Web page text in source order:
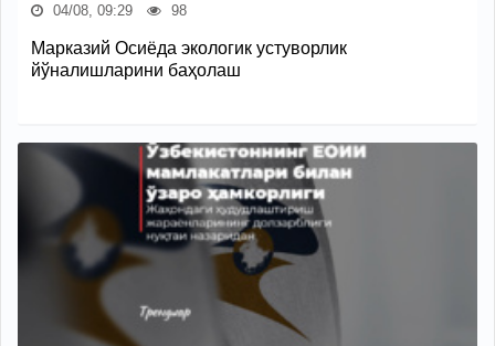
04/08, 09:29 98
Марказий Осиёда экологик устуворлик
йўналишларини баҳолаш